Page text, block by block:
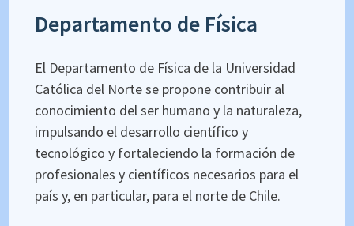
Departamento de Física
El Departamento de Física de la Universidad
Católica del Norte se propone contribuir al
conocimiento del ser humano y la naturaleza,
impulsando el desarrollo científico y
tecnológico y fortaleciendo la formación de
profesionales y científicos necesarios para el
país y, en particular, para el norte de Chile.